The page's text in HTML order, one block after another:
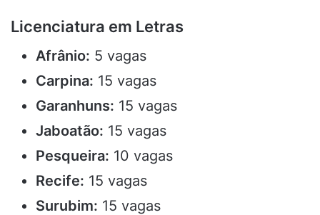
Licenciatura em Letras
Afrânio: 5 vagas
Carpina: 15 vagas
Garanhuns: 15 vagas
Jaboatão: 15 vagas
Pesqueira: 10 vagas
Recife: 15 vagas
Surubim: 15 vagas